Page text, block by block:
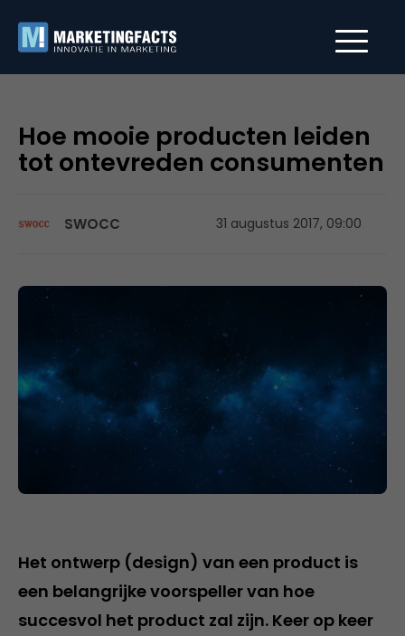
Hoe mooie producten leiden
tot ontevreden consumenten
SWOCC 31 augustus 2017, 09:00
Het ontwerp (design) van een product is
een belangrijke voorspeller van hoe
succesvol het product zal zijn. Keer op keer